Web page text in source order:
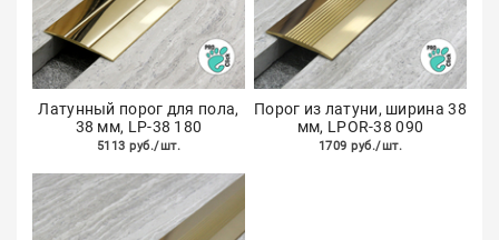
Латунный порог для пола,
38 мм, LP-38 180
5113 руб./шт.
Порог из латуни, ширина 38
мм, LPOR-38 090
1709 руб./шт.